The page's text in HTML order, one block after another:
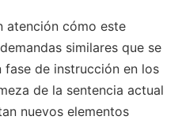
atención cómo este
similares que se
fase de instrucción en los
de la sentencia actual
nuevos elementos